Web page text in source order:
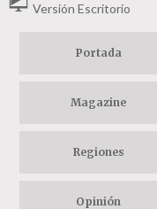
Versión Escritorio
Portada
Magazine
Regiones
Opinión